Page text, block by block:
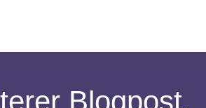
Blogpost,